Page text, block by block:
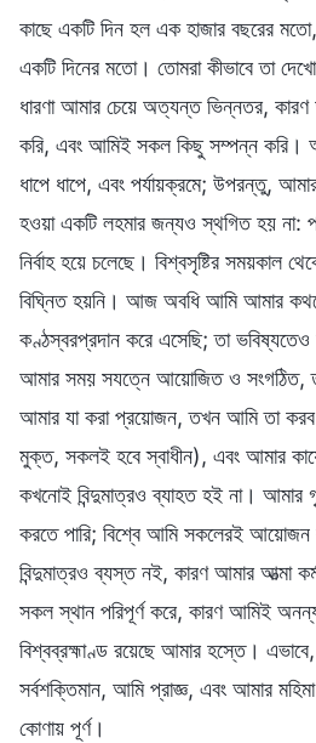
কাছে একটি দিন হল এক হাজার বছরের
একটি দিনের মতো। তোমরা কীভাবে তা
ধারণা আমার চেয়ে অত্যন্ত ভিন্নতর, কারণ
করি, এবং আমিই সকল কিছু সম্পন্ন করি।
ধাপে ধাপে, এবং পর্যায়ক্রমে; উপরন্তু,
হওয়া একটি লহমার জন্যও স্থগিত হয় না:
নির্বাহ হয়ে চলেছে। বিশ্বসৃষ্টির সময়কাল
বিঘ্নিত হয়নি। আজ অবধি আমি আমার
কণ্ঠস্বরপ্রদান করে এসেছি; তা ভবিষ্যতেও
আমার সময় সযত্নে আয়োজিত ও
আমার যা করা প্রয়োজন, তখন আমি তা
মুক্ত, সকলই হবে স্বাধীন), এবং আমার
কখনোই বিন্দুমাত্রও ব্যাহত হই না।
করতে পারি; বিশ্বে আমি সকলেরই
বিন্দুমাত্রও ব্যস্ত নই, কারণ আমার আত্মা
সকল স্থান পরিপূর্ণ করে, কারণ আমিই
বিশ্বব্রহ্মাণ্ড রয়েছে আমার হস্তে।
সর্বশক্তিমান, আমি প্রাজ্ঞ, এবং আমার মহিমা
কোণায় পূর্ণ।